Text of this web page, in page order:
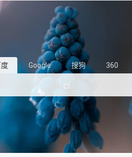
Google 搜狗 360